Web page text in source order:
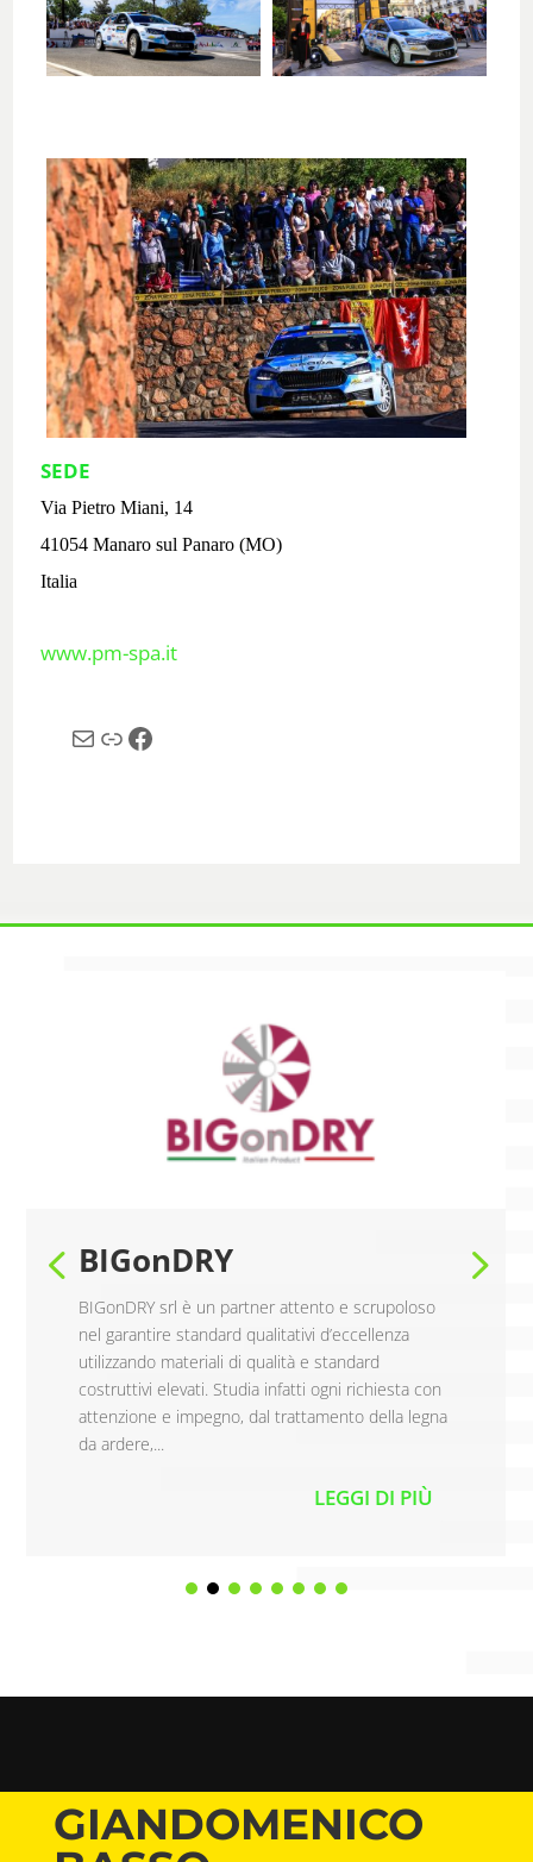
SEDE
Via Pietro Miani, 14
41054 Manaro sul Panaro (MO)
Italia
www.pm-spa.it
Email Link Facebook
BIGonDRY
BIGonDRY srl è un partner attento e scrupoloso
nel garantire standard qualitativi d’eccellenza
utilizzando materiali di qualità e standard
costruttivi elevati. Studia infatti ogni richiesta con
attenzione e impegno, dal trattamento della legna
da ardere,...
LEGGI DI PIÙ
GIANDOMENICO